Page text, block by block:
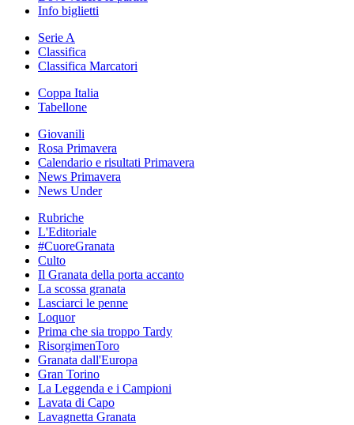
Info biglietti
Serie A
Classifica
Classifica Marcatori
Coppa Italia
Tabellone
Giovanili
Rosa Primavera
Calendario e risultati Primavera
News Primavera
News Under
Rubriche
L'Editoriale
#CuoreGranata
Culto
Il Granata della porta accanto
La scossa granata
Lasciarci le penne
Loquor
Prima che sia troppo Tardy
RisorgimenToro
Granata dall'Europa
Gran Torino
La Leggenda e i Campioni
Lavata di Capo
Lavagnetta Granata